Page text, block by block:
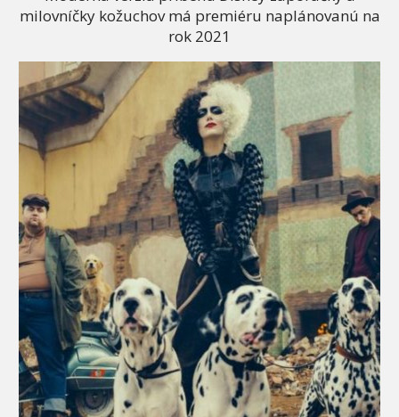
milovníčky kožuchov má premiéru naplánovanú na
rok 2021